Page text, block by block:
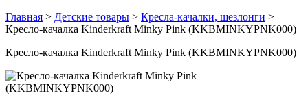
Главная > Детские товары > Кресла-качалки, шезлонги >
Кресло-качалка Kinderkraft Minky Pink (KKBMINKYPNK000)
Кресло-качалка Kinderkraft Minky Pink (KKBMINKYPNK000)